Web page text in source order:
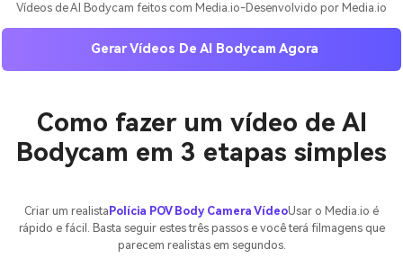
Vídeos de AI Bodycam feitos com Media.io-Desenvolvido por Media.io
Gerar Vídeos De AI Bodycam Agora
Como fazer um vídeo de AI
Bodycam em 3 etapas simples
Criar um realistaPolícia POV Body Camera VídeoUsar o Media.io é
rápido e fácil. Basta seguir estes três passos e você terá filmagens que
parecem realistas em segundos.